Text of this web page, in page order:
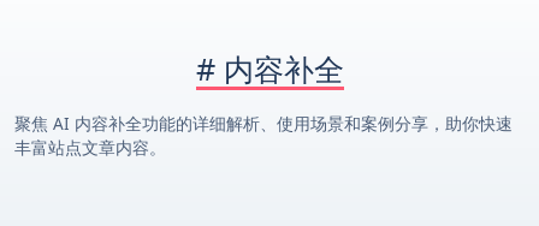
# 内容补全
聚焦 AI 内容补全功能的详细解析、使用场景和案例分享，助你快速
丰富站点文章内容。